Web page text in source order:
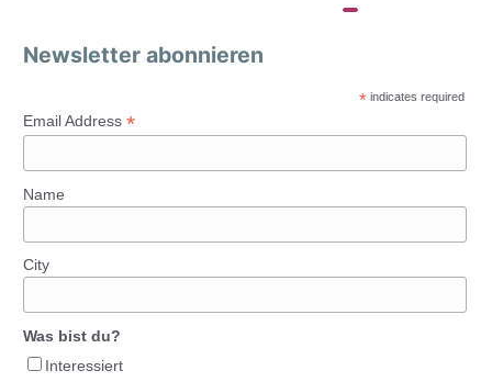
Newsletter abonnieren
* indicates required
Email Address *
Name
City
Was bist du?
Interessiert